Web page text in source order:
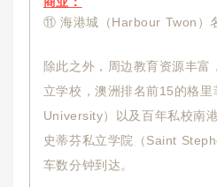
⑪ 海港城（Harbour Twon）
除此之外，周边教育资源丰富
立学校，澳洲排名前15的格
University）以及百年私校南
史蒂芬私立学院（Saint
车数分钟到达。